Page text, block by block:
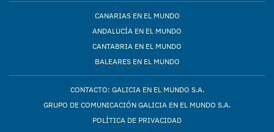
CANARIAS EN EL MUNDO
ANDALUCÍA EN EL MUNDO
CANTABRIA EN EL MUNDO
BALEARES EN EL MUNDO
CONTACTO: GALICIA EN EL MUNDO S.A.
GRUPO DE COMUNICACIÓN GALICIA EN EL MUNDO S.A.
POLÍTICA DE PRIVACIDAD